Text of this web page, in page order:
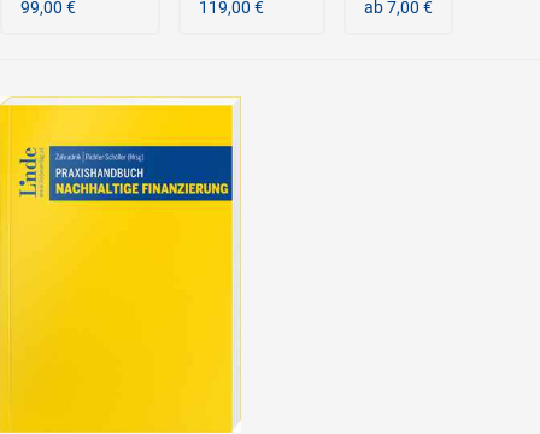
99,00 €
119,00 €
ab 7,00 €